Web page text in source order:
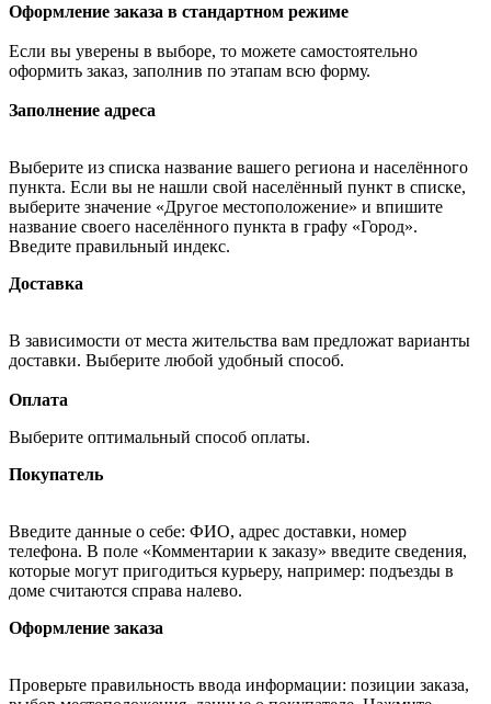
Оформление заказа в стандартном режиме
Если вы уверены в выборе, то можете самостоятельно
оформить заказ, заполнив по этапам всю форму.
Заполнение адреса
Выберите из списка название вашего региона и населённого
пункта. Если вы не нашли свой населённый пункт в списке,
выберите значение «Другое местоположение» и впишите
название своего населённого пункта в графу «Город».
Введите правильный индекс.
Доставка
В зависимости от места жительства вам предложат варианты
доставки. Выберите любой удобный способ.
Оплата
Выберите оптимальный способ оплаты.
Покупатель
Введите данные о себе: ФИО, адрес доставки, номер
телефона. В поле «Комментарии к заказу» введите сведения,
которые могут пригодиться курьеру, например: подъезды в
доме считаются справа налево.
Оформление заказа
Проверьте правильность ввода информации: позиции заказа,